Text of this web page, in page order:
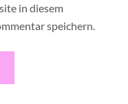
in diesem
speichern.